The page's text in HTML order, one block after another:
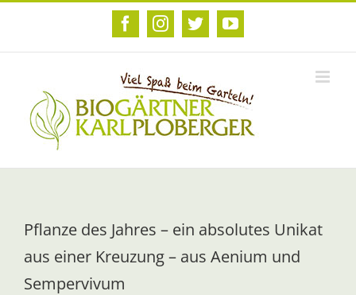
Zum
FacebookInstagram
TwitterYouTube
Pflanze des Jahres – ein absolutes Unikat
aus einer Kreuzung – aus Aenium und
Sempervivum